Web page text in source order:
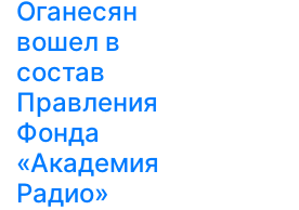
Оганесян
вошел в
состав
Правления
Фонда
«Академия
Радио»